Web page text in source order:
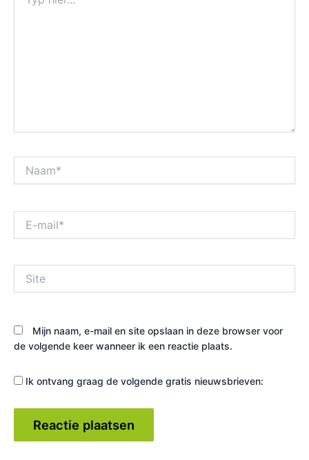
mail*
Mijn naam, e-mail en site opslaan in deze browser voor
de volgende keer wanneer ik een reactie plaats.
Ik ontvang graag de volgende gratis nieuwsbrieven: